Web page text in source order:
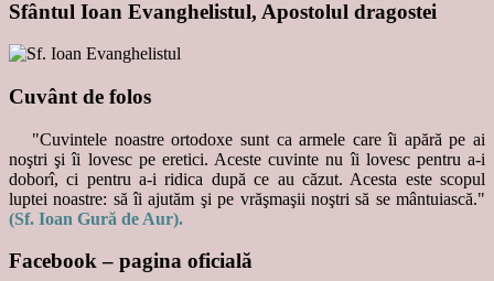
Sfântul Ioan Evanghelistul, Apostolul dragostei
Cuvânt de folos
"Cuvintele noastre ortodoxe sunt ca armele care îi apără pe ai
noştri şi îi lovesc pe eretici. Aceste cuvinte nu îi lovesc pentru a-i
doborî, ci pentru a-i ridica după ce au căzut. Acesta este scopul
luptei noastre: să îi ajutăm şi pe vrăşmaşii noştri să se mântuiască."
(Sf. Ioan Gură de Aur).
Facebook – pagina oficială